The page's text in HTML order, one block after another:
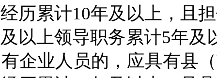
历累计10年及 以上，且
以上领导职务累计5年及
企业人员的，应具有县